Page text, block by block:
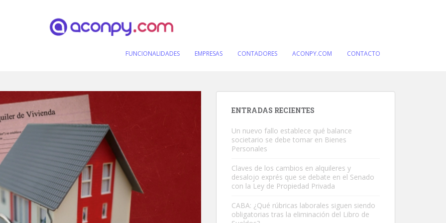
FUNCIONALIDADES EMPRESAS CONTADORES ACONPY.COM CONTACTO
ENTRADAS RECIENTES
Un nuevo fallo establece qué balance
societario se debe tomar en Bienes
Personales
Claves de los cambios en alquileres y
desalojo exprés que se debate en el Senado
con la Ley de Propiedad Privada
CABA: ¿Qué rúbricas laborales siguen siendo
obligatorias tras la eliminación del Libro de